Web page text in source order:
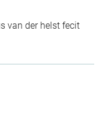
van der helst fecit